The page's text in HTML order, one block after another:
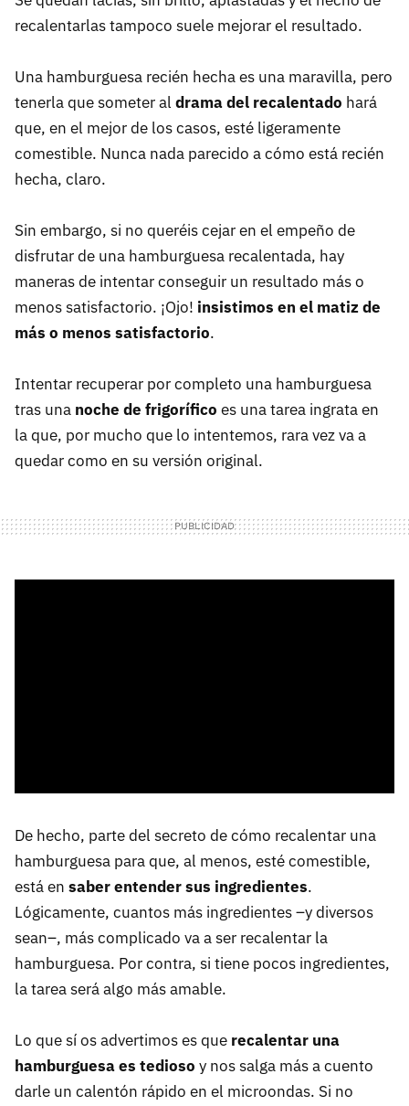
recalentarlas tampoco suele mejorar el resultado.
Una hamburguesa recién hecha es una maravilla, pero
tenerla que someter al drama del recalentado hará
que, en el mejor de los casos, esté ligeramente
comestible. Nunca nada parecido a cómo está recién
hecha, claro.
Sin embargo, si no queréis cejar en el empeño de
disfrutar de una hamburguesa recalentada, hay
maneras de intentar conseguir un resultado más o
menos satisfactorio. ¡Ojo! insistimos en el matiz de
más o menos satisfactorio.
Intentar recuperar por completo una hamburguesa
tras una noche de frigorífico es una tarea ingrata en
la que, por mucho que lo intentemos, rara vez va a
quedar como en su versión original.
De hecho, parte del secreto de cómo recalentar una
hamburguesa para que, al menos, esté comestible,
está en saber entender sus ingredientes.
Lógicamente, cuantos más ingredientes –y diversos
sean–, más complicado va a ser recalentar la
hamburguesa. Por contra, si tiene pocos ingredientes,
la tarea será algo más amable.
Lo que sí os advertimos es que recalentar una
hamburguesa es tedioso y nos salga más a cuento
darle un calentón rápido en el microondas. Si no